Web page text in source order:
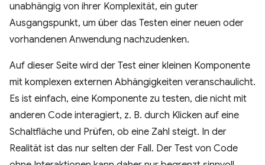
unabhängig von ihrer Komplexität, ein guter
Ausgangspunkt, um über das Testen einer neuen oder
vorhandenen Anwendung nachzudenken.
Auf dieser Seite wird der Test einer kleinen Komponente
mit komplexen externen Abhängigkeiten veranschaulicht.
Es ist einfach, eine Komponente zu testen, die nicht mit
anderen Code interagiert, z. B. durch Klicken auf eine
Schaltfläche und Prüfen, ob eine Zahl steigt. In der
Realität ist das nur selten der Fall. Der Test von Code